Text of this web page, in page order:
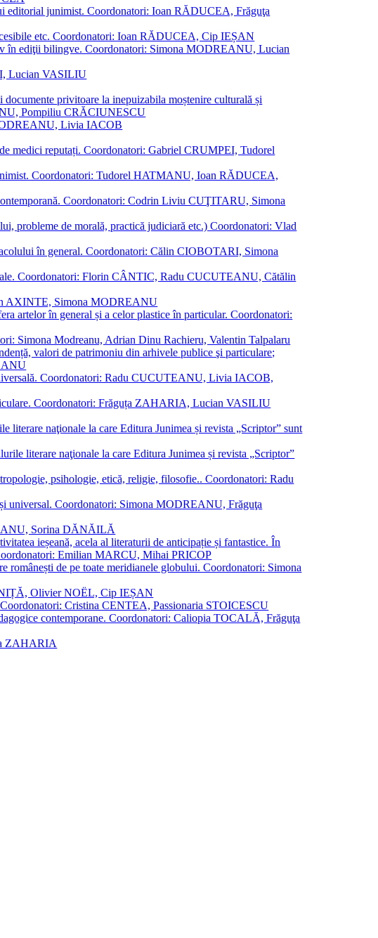
editorial junimist. Coordonatori: Ioan RĂDUCEA, Frăguţa
etc. Coordonatori: Ioan RĂDUCEA, Cip IEȘAN
în ediţii bilingve. Coordonatori: Simona MODREANU, Lucian
Lucian VASILIU
privitoare la inepuizabila moștenire culturală și
Pompiliu CRĂCIUNESCU
Livia IACOB
medici reputați. Coordonatori: Gabriel CRUMPEI, Tudorel
Coordonatori: Tudorel HATMANU, Ioan RĂDUCEA,
Coordonatori: Codrin Liviu CUŢITARU, Simona
probleme de morală, practică judiciară etc.) Coordonatori: Vlad
în general. Coordonatori: Călin CIOBOTARI, Simona
Coordonatori: Florin CÂNTIC, Radu CUCUTEANU, Cătălin
AXINTE, Simona MODREANU
artelor în general și a celor plastice în particular. Coordonatori:
Simona Modreanu, Adrian Dinu Rachieru, Valentin Talpalaru
valori de patrimoniu din arhivele publice şi particulare;
Coordonatori: Radu CUCUTEANU, Livia IACOB,
Coordonatori: Frăguța ZAHARIA, Lucian VASILIU
literare naţionale la care Editura Junimea și revista „Scriptor” sunt
literare naţionale la care Editura Junimea și revista „Scriptor”
psihologie, etică, religie, filosofie.. Coordonatori: Radu
universal. Coordonatori: Simona MODREANU, Frăguţa
Sorina DĂNĂILĂ
ieșeană, acela al literaturii de anticipație și fantastice. În
Emilian MARCU, Mihai PRICOP
românești de pe toate meridianele globului. Coordonatori: Simona
NIȚĂ, Olivier NOËL, Cip IEȘAN
Cristina CENTEA, Passionaria STOICESCU
contemporane. Coordonatori: Caliopia TOCALĂ, Frăguţa
ZAHARIA